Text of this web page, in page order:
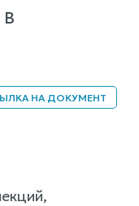
НА ДОКУМЕНТ